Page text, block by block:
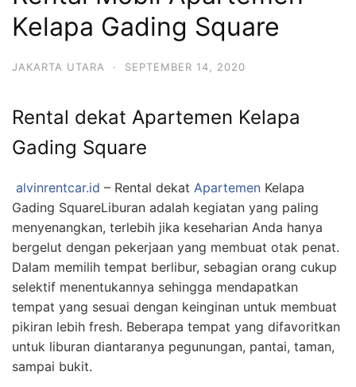
Kelapa Gading Square
JAKARTA UTARA · SEPTEMBER 14, 2020
Rental dekat Apartemen Kelapa
Gading Square
alvinrentcar.id – Rental dekat Apartemen Kelapa
Gading SquareLiburan adalah kegiatan yang paling
menyenangkan, terlebih jika keseharian Anda hanya
bergelut dengan pekerjaan yang membuat otak penat.
Dalam memilih tempat berlibur, sebagian orang cukup
selektif menentukannya sehingga mendapatkan
tempat yang sesuai dengan keinginan untuk membuat
pikiran lebih fresh. Beberapa tempat yang difavoritkan
untuk liburan diantaranya pegunungan, pantai, taman,
sampai bukit.